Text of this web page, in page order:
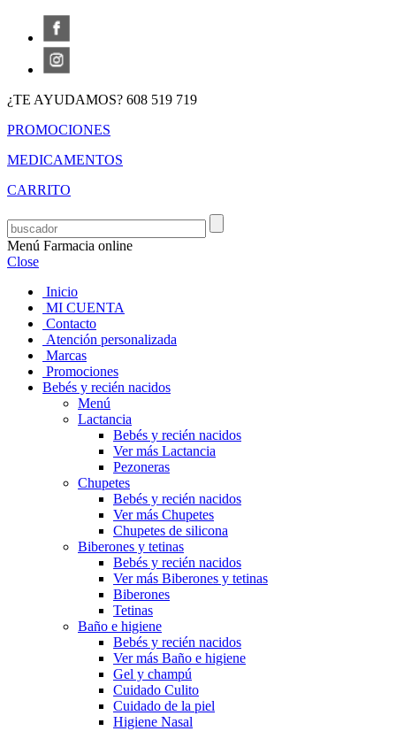
¿TE AYUDAMOS? 608 519 719
PROMOCIONES
MEDICAMENTOS
CARRITO
Menú Farmacia online
Close
Inicio
MI CUENTA
Contacto
Atención personalizada
Marcas
Promociones
Bebés y recién nacidos
Menú
Lactancia
Bebés y recién nacidos
Ver más Lactancia
Pezoneras
Chupetes
Bebés y recién nacidos
Ver más Chupetes
Chupetes de silicona
Biberones y tetinas
Bebés y recién nacidos
Ver más Biberones y tetinas
Biberones
Tetinas
Baño e higiene
Bebés y recién nacidos
Ver más Baño e higiene
Gel y champú
Cuidado Culito
Cuidado de la piel
Higiene Nasal